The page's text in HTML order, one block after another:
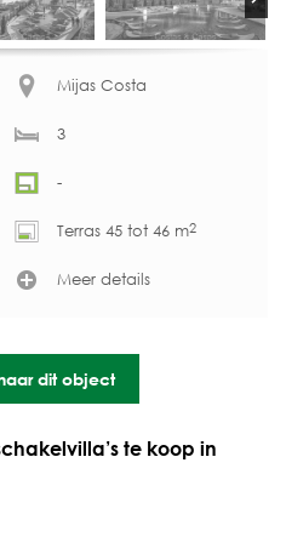
Mijas Costa
3
-
Terras 45 tot 46 m2
Meer details
dit object
te koop in